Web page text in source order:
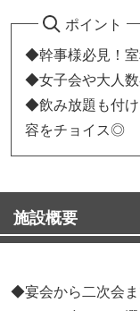
ポイント
◆幹事様必見！室
◆女子会や大人数
◆飲み放題も付
容をチョイス◎
施設概要
◆宴会から二次会ま